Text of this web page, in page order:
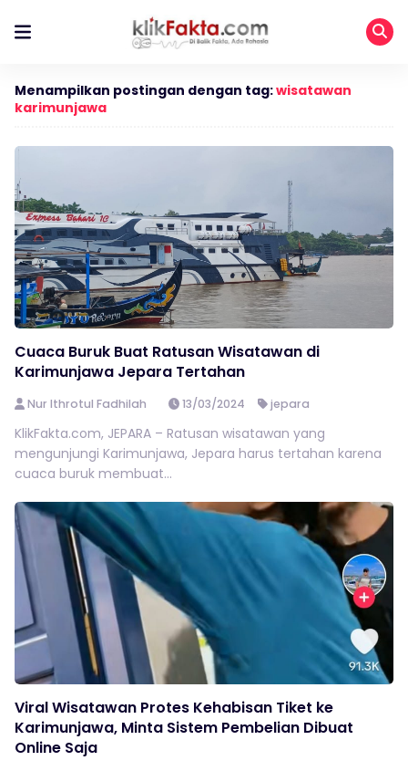
Menampilkan postingan dengan tag:wisatawan
karimunjawa
Cuaca Buruk Buat Ratusan Wisatawan di
Karimunjawa Jepara Tertahan
Nur Ithrotul Fadhilah 13/03/2024 jepara
KlikFakta.com, JEPARA – Ratusan wisatawan yang
mengunjungi Karimunjawa, Jepara harus tertahan karena
cuaca buruk membuat...
Viral Wisatawan Protes Kehabisan Tiket ke
Karimunjawa, Minta Sistem Pembelian Dibuat
Online Saja